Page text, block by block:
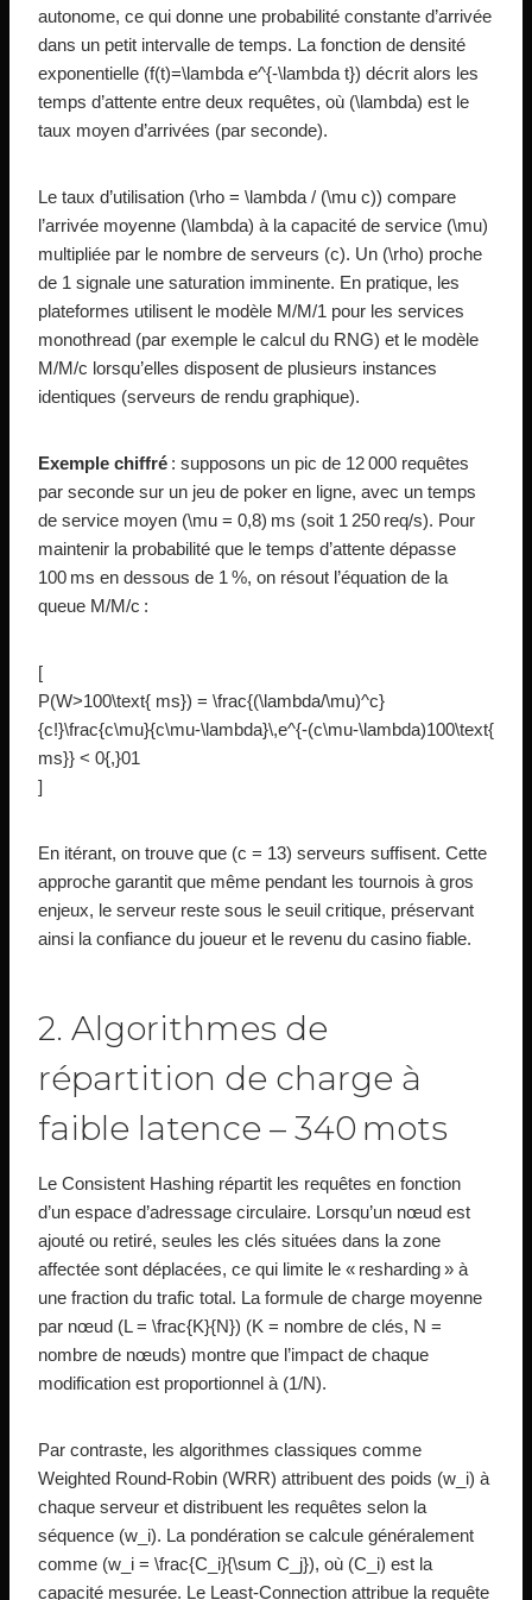
autonome, ce qui donne une probabilité constante d’arrivée
dans un petit intervalle de temps. La fonction de densité
exponentielle (f(t)=\lambda e^{-\lambda t}) décrit alors les
temps d’attente entre deux requêtes, où (\lambda) est le
taux moyen d’arrivées (par seconde).
Le taux d’utilisation (\rho = \lambda / (\mu c)) compare
l’arrivée moyenne (\lambda) à la capacité de service (\mu)
multipliée par le nombre de serveurs (c). Un (\rho) proche
de 1 signale une saturation imminente. En pratique, les
plateformes utilisent le modèle M/M/1 pour les services
monothread (par exemple le calcul du RNG) et le modèle
M/M/c lorsqu’elles disposent de plusieurs instances
identiques (serveurs de rendu graphique).
Exemple chiffré : supposons un pic de 12 000 requêtes
par seconde sur un jeu de poker en ligne, avec un temps
de service moyen (\mu = 0,8) ms (soit 1 250 req/s). Pour
maintenir la probabilité que le temps d’attente dépasse
100 ms en dessous de 1 %, on résout l’équation de la
queue M/M/c :
[
P(W>100\text{ ms}) = \frac{(\lambda/\mu)^c}
{c!}\frac{c\mu}{c\mu-\lambda}\,e^{-(c\mu-\lambda)100\text{
ms}} < 0{,}01
]
En itérant, on trouve que (c = 13) serveurs suffisent. Cette
approche garantit que même pendant les tournois à gros
enjeux, le serveur reste sous le seuil critique, préservant
ainsi la confiance du joueur et le revenu du casino fiable.
2. Algorithmes de
répartition de charge à
faible latence – 340 mots
Le Consistent Hashing répartit les requêtes en fonction
d’un espace d’adressage circulaire. Lorsqu’un nœud est
ajouté ou retiré, seules les clés situées dans la zone
affectée sont déplacées, ce qui limite le « resharding » à
une fraction du trafic total. La formule de charge moyenne
par nœud (L = \frac{K}{N}) (K = nombre de clés, N =
nombre de nœuds) montre que l’impact de chaque
modification est proportionnel à (1/N).
Par contraste, les algorithmes classiques comme
Weighted Round‑Robin (WRR) attribuent des poids (w_i) à
chaque serveur et distribuent les requêtes selon la
séquence (w_i). La pondération se calcule généralement
comme (w_i = \frac{C_i}{\sum C_j}), où (C_i) est la
capacité mesurée. Le Least‑Connection attribue la requête